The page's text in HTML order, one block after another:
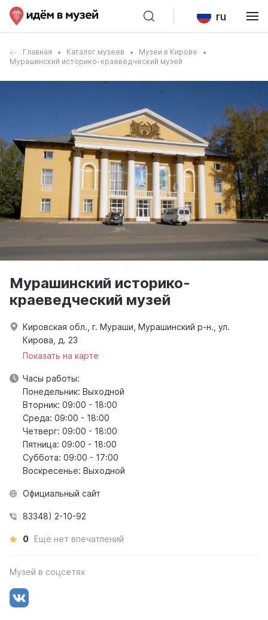
ru
Главная Каталог музеев
Музеи в Кирове
Мурашинский историко-краеведческий музей
Мурашинский историко-
краеведческий музей
Кировская обл., г. Мураши, Мурашинский р-н., ул.
Кирова, д. 23
Показать на карте
Часы работы:
Понедельник: Выходной
Вторник: 09:00 - 18:00
Среда: 09:00 - 18:00
Четверг: 09:00 - 18:00
Пятница: 09:00 - 18:00
Суббота: 09:00 - 17:00
Воскресенье: Выходной
Официальный сайт
83348) 2-10-92
0 Ещё нет впечатлений
Музей в соцсетях